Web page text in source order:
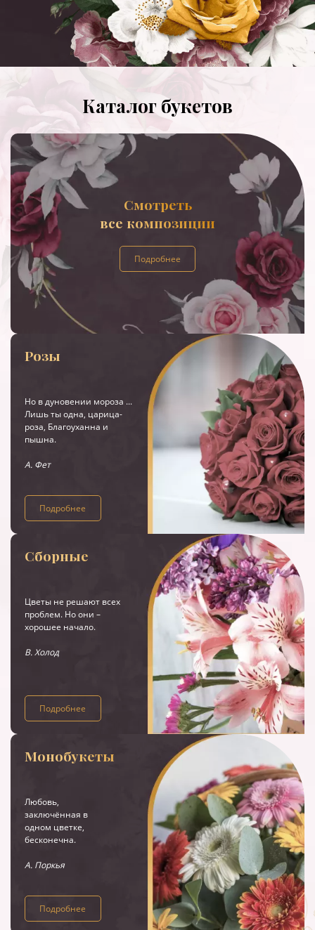
Каталог букетов
Смотреть
все композиции
Подробнее
Розы
Но в дуновении мороза ...
Лишь ты одна, царица-
роза, Благоуханна и
пышна.
А. Фет
Подробнее
Сборные
Цветы не решают всех
проблем. Но они –
хорошее начало.
В. Холод
Подробнее
Монобукеты
Любовь,
заключённая в
одном цветке,
бесконечна.
А. Поркья
Подробнее